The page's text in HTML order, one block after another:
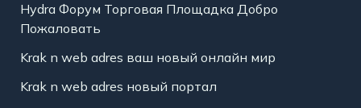
Hydra Форум Торговая Площадка Добро
Пожаловать
Krak n web adres ваш новый онлайн мир
Krak n web adres новый портал